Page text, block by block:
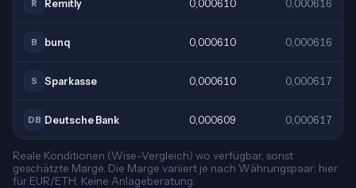
R Remitly 0,000610 0,000616
B bunq 0,000610 0,000616
S Sparkasse 0,000610 0,000617
DB Deutsche Bank 0,000609 0,000617
Reale Konditionen (Wise-Vergleich) wo verfügbar, sonst
geschätzte Marge. Die Marge variiert je nach Währungspaar; hier
für EUR/ETH. Keine Anlageberatung.